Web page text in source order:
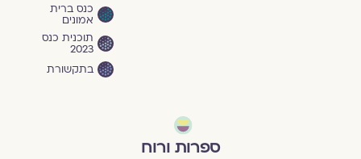
כנס ברית
אמונים
תוכנית כנס
2023
בתקשורת
ספרות ורוח